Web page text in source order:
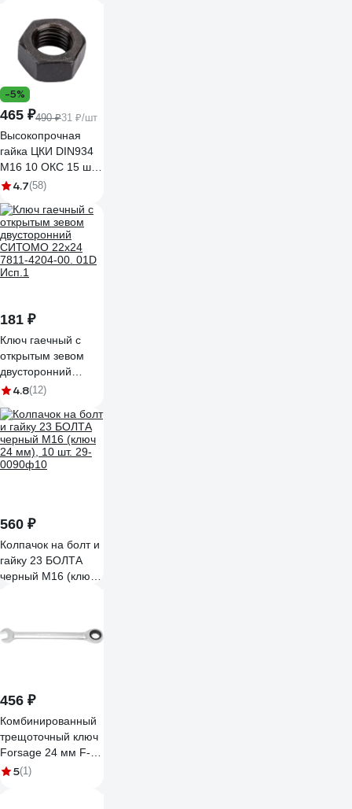
распределения
нагрузки ГОСТ
6958 DIN 9021
A33001600002599
-5%
465 ₽490 ₽31 ₽/шт
Высокопрочная
гайка ЦКИ DIN934
М16 10 ОКС 15 шт.
57859
4.7(58)
181 ₽
Ключ гаечный с
открытым зевом
двусторонний
СИТОМО 22x24
Исп.1
4.8(12)
560 ₽
Колпачок на болт и
гайку 23 БОЛТА
черный M16 (ключ
456 ₽
Комбинированный
трещоточный ключ
Forsage 24 мм F-
75724(9895)
5(1)